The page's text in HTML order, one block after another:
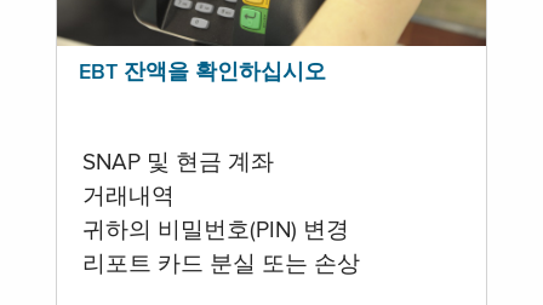
EBT 잔액을 확인하십시오
SNAP 및 현금 계좌
거래내역
귀하의 비밀번호(PIN) 변경
리포트 카드 분실 또는 손상